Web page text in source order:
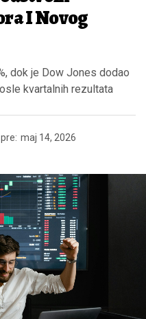
I Novog
dok je Dow Jones dodao
kvartalnih rezultata
maj 14, 2026